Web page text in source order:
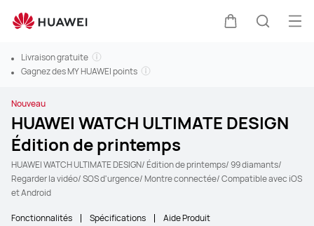
Livraison gratuite
Gagnez des MY HUAWEI points
Nouveau
HUAWEI WATCH ULTIMATE DESIGN
Édition de printemps
HUAWEI WATCH ULTIMATE DESIGN/ Édition de printemps/ 99 diamants/
Regarder la vidéo/ SOS d'urgence/ Montre connectée/ Compatible avec iOS
et Android
Fonctionnalités Spécifications Aide Produit